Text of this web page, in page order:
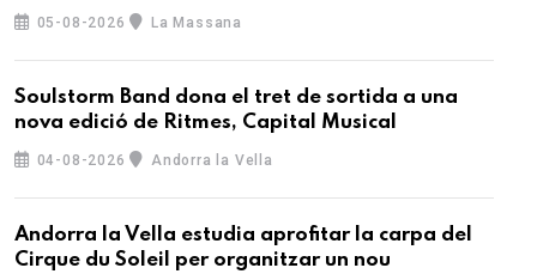
05-08-2026 La Massana
Soulstorm Band dona el tret de sortida a una
nova edició de Ritmes, Capital Musical
04-08-2026 Andorra la Vella
Andorra la Vella estudia aprofitar la carpa del
Cirque du Soleil per organitzar un nou